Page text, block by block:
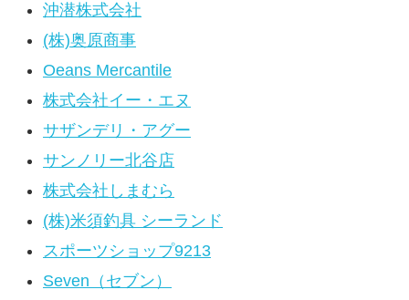
沖潜株式会社
(株)奥原商事
Oeans Mercantile
株式会社イー・エヌ
サザンデリ・アグー
サンノリー北谷店
株式会社しまむら
(株)米須釣具 シーランド
スポーツショップ9213
Seven（セブン）